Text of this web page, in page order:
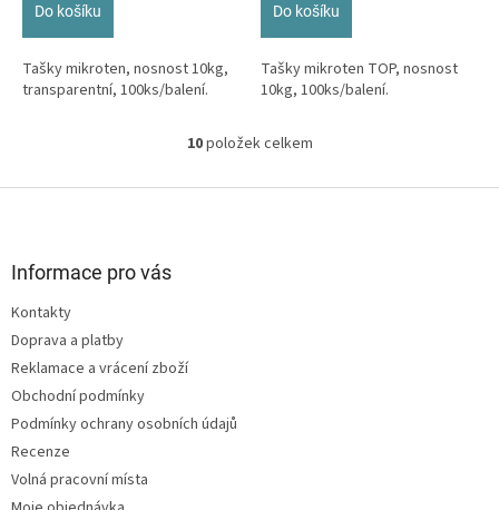
Do košíku
Tašky mikroten, nosnost 10kg,
transparentní, 100ks/balení.
Do košíku
Tašky mikroten TOP, nosnost
10kg, 100ks/balení.
O
l
10položek celkem
Informace pro vás
Kontakty
Doprava a platby
Reklamace a vrácení zboží
Obchodní podmínky
Podmínky ochrany osobních údajů
Recenze
Volná pracovní místa